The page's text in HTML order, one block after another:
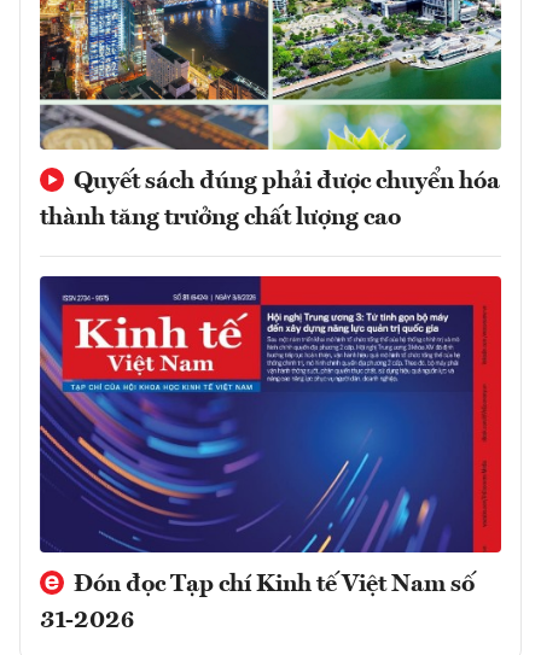
Quyết sách đúng phải được chuyển hóa
thành tăng trưởng chất lượng cao
Đón đọc Tạp chí Kinh tế Việt Nam số
31-2026